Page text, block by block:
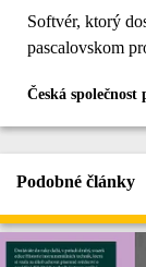
Softvér, ktorý
pascalovskom
Česká
Podobné články